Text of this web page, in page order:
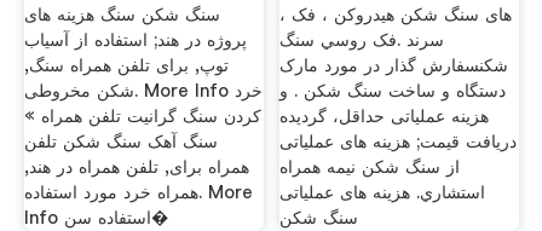
سنگ شکن سنگ هزینه های
پروژه در هند; استفاده از آسیاب
توپ, برای تلفن همراه سنگ,
شکن مخروطی. More Info خرد
کردن سنگ گرانیت تلفن همراه »
سنگ آهک سنگ شکن تلفن
همراه برای, تلفن همراه در هند,
همراه خرد مورد استفاده. More
Info استفاده سن�
های سنگ شکن هیدروکن ، فک ،
سرند .فک روسي سنگ
شکنسفارش گذار در مورد مارک
دستگاه و ساخت سنگ شکن . و
هزینه عملیاتی حداقل، گردیده
دریافت قیمت; هزینه های عملیاتی
از سنگ شکن نیمه همراه
استشاري. هزینه های عملیاتی
سنگ شکن